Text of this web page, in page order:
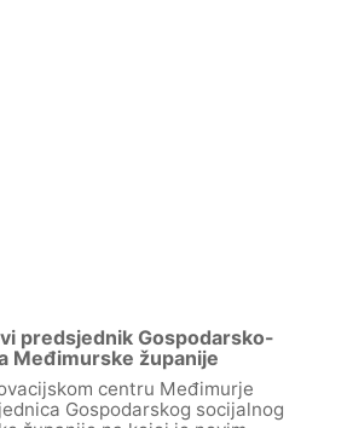
predsjednik Gospodarsko-
Međimurske županije
centru Međimurje
Gospodarskog socijalnog